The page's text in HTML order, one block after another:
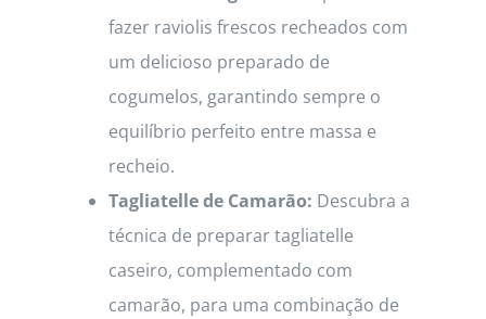
fazer raviolis frescos recheados com
um delicioso preparado de
cogumelos, garantindo sempre o
equilíbrio perfeito entre massa e
recheio.
Tagliatelle de Camarão: Descubra a
técnica de preparar tagliatelle
caseiro, complementado com
camarão, para uma combinação de